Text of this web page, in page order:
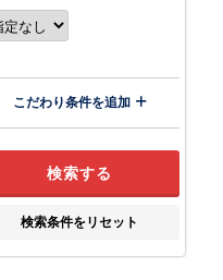
こだわり条件を追加
検索条件をリセット